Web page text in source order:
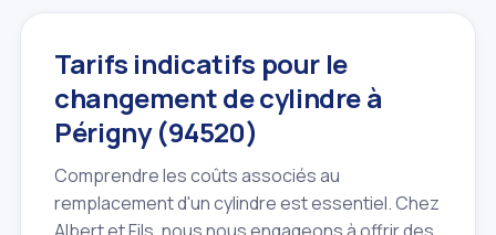
Tarifs indicatifs pour le
changement de cylindre à
Périgny (94520)
Comprendre les coûts associés au
remplacement d'un cylindre est essentiel. Chez